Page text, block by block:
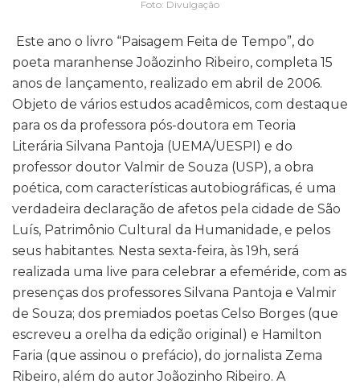
Foto: Divulgação
Este ano o livro “Paisagem Feita de Tempo”, do
poeta maranhense Joãozinho Ribeiro, completa 15
anos de lançamento, realizado em abril de 2006.
Objeto de vários estudos acadêmicos, com destaque
para os da professora pós-doutora em Teoria
Literária Silvana Pantoja (UEMA/UESPI) e do
professor doutor Valmir de Souza (USP), a obra
poética, com características autobiográficas, é uma
verdadeira declaração de afetos pela cidade de São
Luís, Patrimônio Cultural da Humanidade, e pelos
seus habitantes. Nesta sexta-feira, às 19h, será
realizada uma live para celebrar a efeméride, com as
presenças dos professores Silvana Pantoja e Valmir
de Souza; dos premiados poetas Celso Borges (que
escreveu a orelha da edição original) e Hamilton
Faria (que assinou o prefácio), do jornalista Zema
Ribeiro, além do autor Joãozinho Ribeiro. A